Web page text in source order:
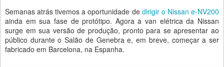
Semanas atrás tivemos a oportunidade de dirigir o Nissan e-NV200
ainda em sua fase de protótipo. Agora a van elétrica da Nissan
surge em sua versão de produção, pronto para se apresentar ao
público durante o Salão de Genebra e, em breve, começar a ser
fabricado em Barcelona, na Espanha.